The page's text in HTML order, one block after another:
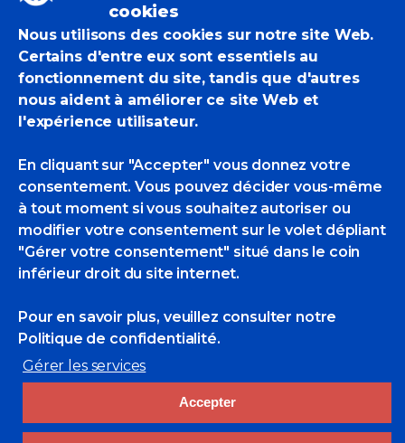
cookies
Nous utilisons des cookies sur notre site Web.
Certains d'entre eux sont essentiels au
fonctionnement du site, tandis que d'autres
nous aident à améliorer ce site Web et
l'expérience utilisateur.
En cliquant sur "Accepter" vous donnez votre
consentement. Vous pouvez décider vous-même
à tout moment si vous souhaitez autoriser ou
modifier votre consentement sur le volet dépliant
"Gérer votre consentement" situé dans le coin
inférieur droit du site internet.
Pour en savoir plus, veuillez consulter notre
Politique de confidentialité.
Gérer les services
Accepter
Varengeville
sur mer
King,Michel King
3 Likes